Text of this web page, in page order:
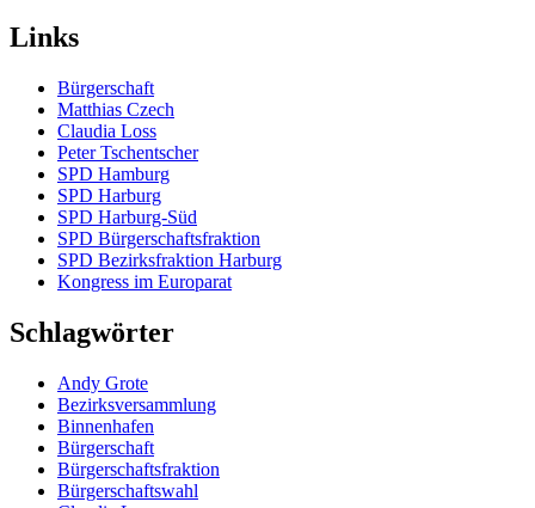
Links
Bürgerschaft
Matthias Czech
Claudia Loss
Peter Tschentscher
SPD Hamburg
SPD Harburg
SPD Harburg-Süd
SPD Bürgerschaftsfraktion
SPD Bezirksfraktion Harburg
Kongress im Europarat
Schlagwörter
Andy Grote
Bezirksversammlung
Binnenhafen
Bürgerschaft
Bürgerschaftsfraktion
Bürgerschaftswahl